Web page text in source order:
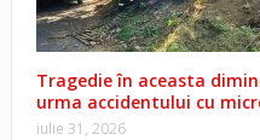
Tragedie în aceasta
urma accidentului cu
iulie 31, 2026